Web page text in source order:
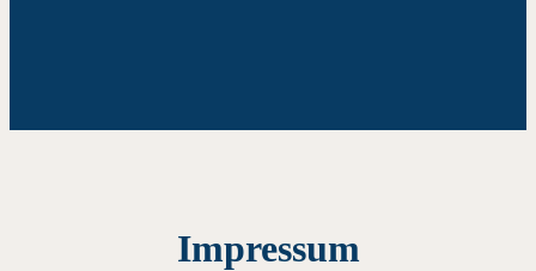
Impressum